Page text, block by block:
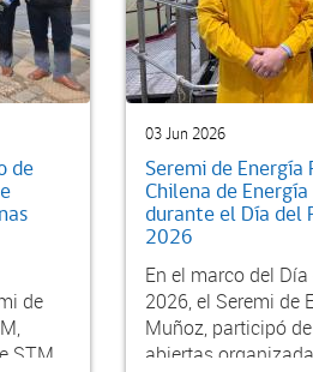
de
de
STM,
03 Jun 2026
Seremi de
Chilena de
durante el Día del
2026
En el marco del
2026, el Seremi de
Muñoz, participó
abiertas